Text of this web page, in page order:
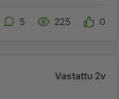
5 225 0
Vastattu 2v